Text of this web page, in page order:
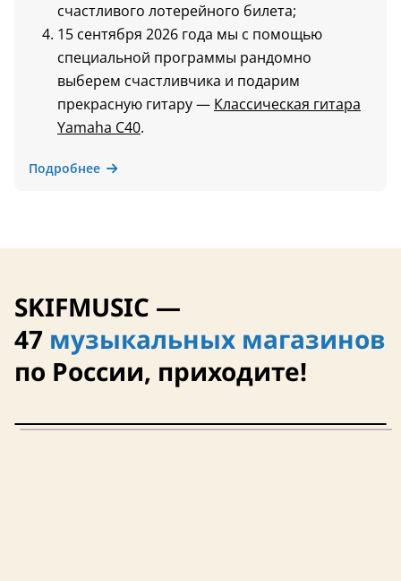
счастливого лотерейного билета;
15 сентября 2026 года мы с помощью
специальной программы рандомно
выберем счастливчика и подарим
прекрасную гитару — Классическая гитара
Yamaha C40.
Подробнее
SKIFMUSIC —
47 музыкальных магазинов
по России, приходите!